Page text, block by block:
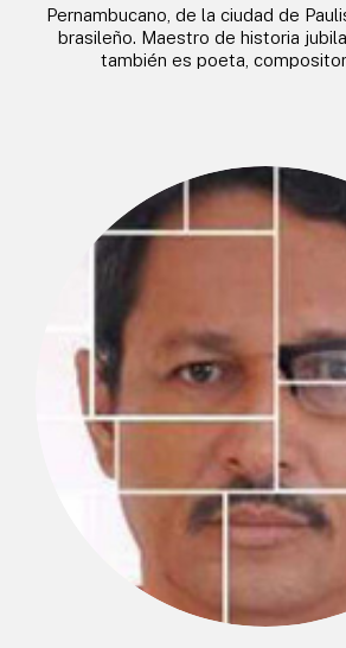
Pernambucano, de la ciudad de
brasileño. Maestro de historia
también es poeta,